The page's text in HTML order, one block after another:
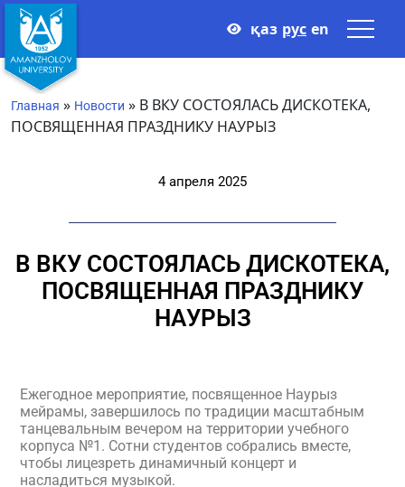
қаз рус en
Главная » Новости » В ВКУ СОСТОЯЛАСЬ ДИСКОТЕКА,
ПОСВЯЩЕННАЯ ПРАЗДНИКУ НАУРЫЗ
4 апреля 2025
В ВКУ СОСТОЯЛАСЬ ДИСКОТЕКА,
ПОСВЯЩЕННАЯ ПРАЗДНИКУ
НАУРЫЗ
Ежегодное мероприятие, посвященное Наурыз
мейрамы, завершилось по традиции масштабным
танцевальным вечером на территории учебного
корпуса №1. Сотни студентов собрались вместе,
чтобы лицезреть динамичный концерт и
насладиться музыкой.